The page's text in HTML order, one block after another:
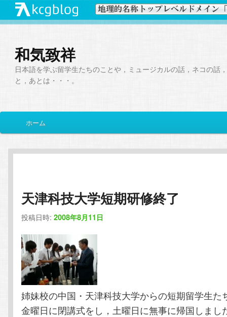
和気致祥
日本語を学ぶ留学生たちのことや，ミュージカルの話，ネコの話
と，あとは・・・。
イ
メ
イ
コ
ン
テ
ン
ツ
サ
ブ
ン
テ
ン
ツ
へ
ホーム
天津科技大学短期研修終了
投稿日時:2008年8月11日
姉妹校の中国・天津科技大学からの短期留学生た
金曜日に閉講式をし，土曜日に無事に帰国しまし